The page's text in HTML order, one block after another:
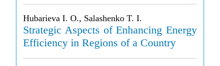
Hubarieva I. O., Salashenko T. I.
Strategic Aspects of Enhancing Energy
Efficiency in Regions of a Country